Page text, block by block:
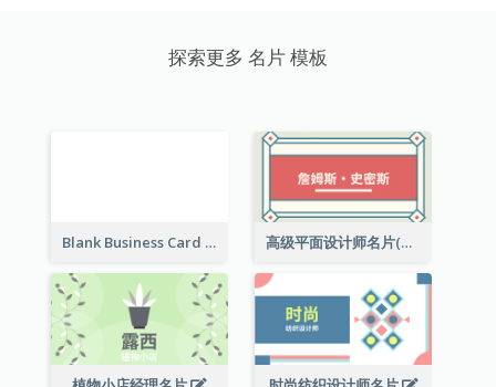
探索更多 名片 模板
Blank Business Card 高级平面设计师名片(附工作室地址)